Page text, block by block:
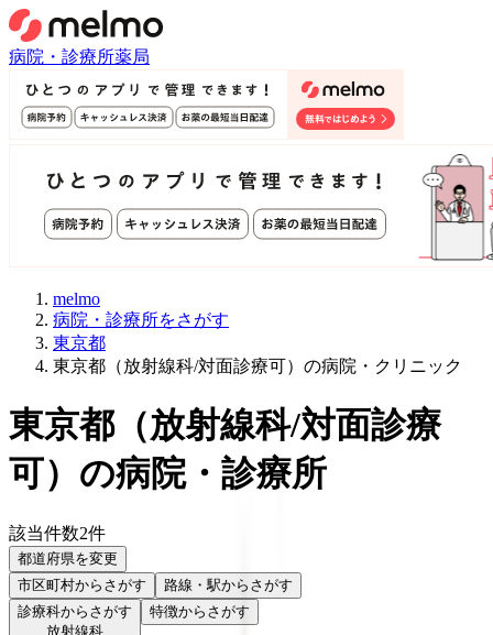
病院・診療所薬局
melmo
病院・診療所をさがす
東京都
東京都（放射線科/対面診療可）の病院・クリニック
東京都（放射線科/対面診療
可） の病院・診療所
該当件数2件
都道府県を変更
市区町村からさがす 路線・駅からさがす
診療科からさがす
放射線科
特徴からさがす